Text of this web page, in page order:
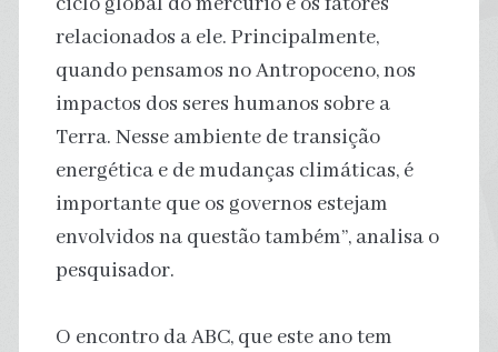
relacionados a ele. Principalmente,
quando pensamos no Antropoceno, nos
impactos dos seres humanos sobre a
Terra. Nesse ambiente de transição
energética e de mudanças climáticas, é
importante que os governos estejam
envolvidos na questão também”, analisa o
pesquisador.
O encontro da ABC, que este ano tem